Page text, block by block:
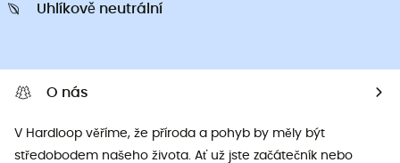
Uhlíkově neutrální
O nás
V Hardloop věříme, že příroda a pohyb by měly být
středobodem našeho života. Ať už jste začátečník nebo